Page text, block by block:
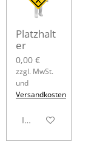
Platzhalt
er
0,00 €
zzgl. MwSt.
und
Versandkosten
In den Warenkorb